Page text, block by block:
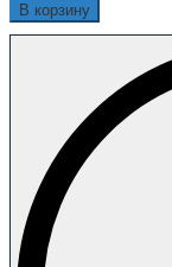
В корзину